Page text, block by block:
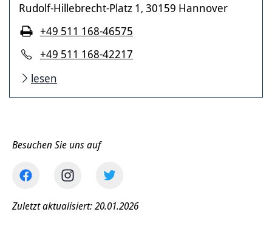
Rudolf-Hillebrecht-Platz 1 , 30159 Hannover
+49 511 168-42217
+49 511 168-46575
lesen
Besuchen Sie uns auf
Zuletzt aktualisiert: 20.01.2026